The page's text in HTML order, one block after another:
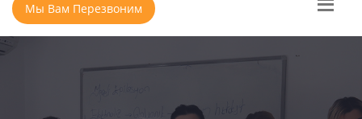
Мы Вам Перезвоним